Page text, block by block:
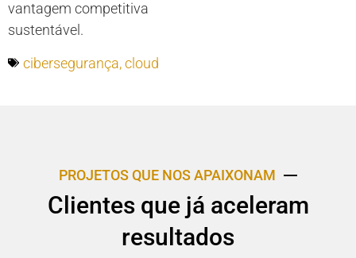
vantagem competitiva
sustentável.
cibersegurança,cloud
PROJETOS QUE NOS APAIXONAM
Clientes que já aceleram
resultados